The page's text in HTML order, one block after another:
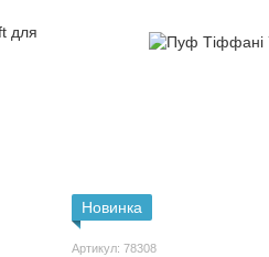
Новинка
Артикул: 78308